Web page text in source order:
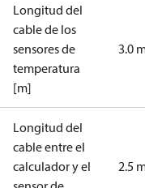
Longitud del
cable de los
sensores de
temperatura
[m]
3.0
Longitud del
cable entre el
calculador y el
2.5